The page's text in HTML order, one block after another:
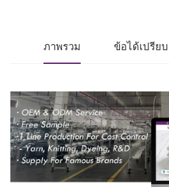
ภาพรวม ข้อได้เปรียบ